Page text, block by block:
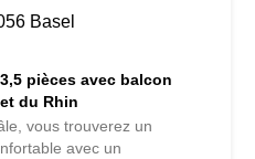
Basel
pièces avec balcon
du Rhin
vous trouverez un
avec un